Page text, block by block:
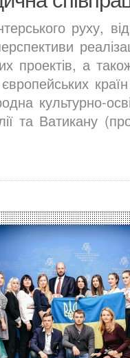
руху,
проектів, а
культурно-
та Ватикану